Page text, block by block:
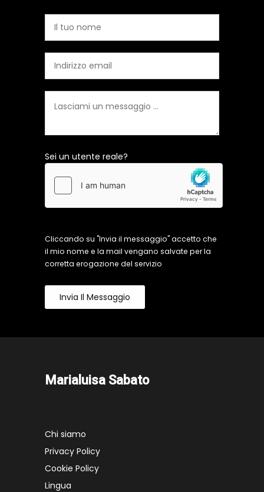
Sei un utente reale?
Cliccando su "Invia il messaggio" accetto che
il mio nome e la mail vengano salvate per la
corretta erogazione del servizio
Invia Il Messaggio
Marialuisa Sabato
Chi siamo
Privacy Policy
Cookie Policy
Lingua